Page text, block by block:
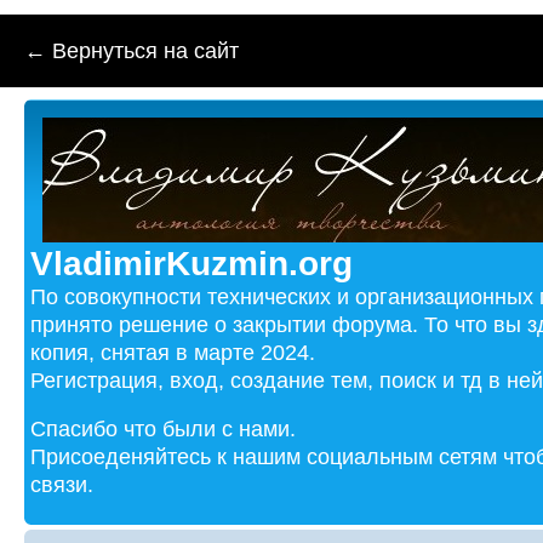
← Вернуться на сайт
VladimirKuzmin.org
По совокупности технических и
принято решение о закрытии форума. То что вы
копия, снятая в марте 2024.
Регистрация, вход, создание тем, поиск и тд в
Спасибо что были с нами.
Присоеденяйтесь к нашим социальным сетям
связи.